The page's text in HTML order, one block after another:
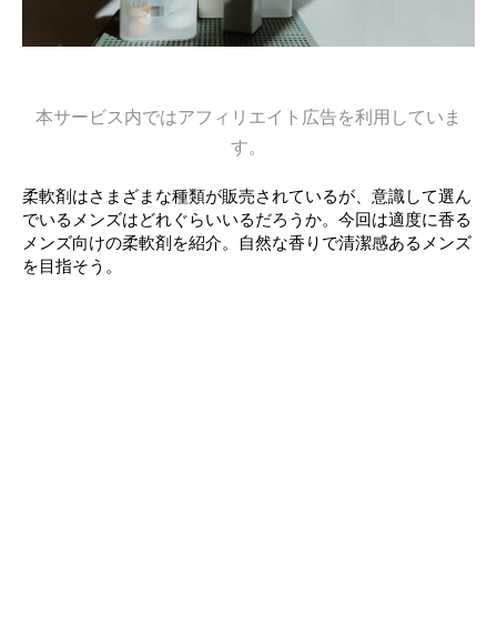
本サービス内ではアフィリエイト広告を利用していま
す。
柔軟剤はさまざまな種類が販売されているが、意識して選ん
でいるメンズはどれぐらいいるだろうか。今回は適度に香る
メンズ向けの柔軟剤を紹介。自然な香りで清潔感あるメンズ
を目指そう。